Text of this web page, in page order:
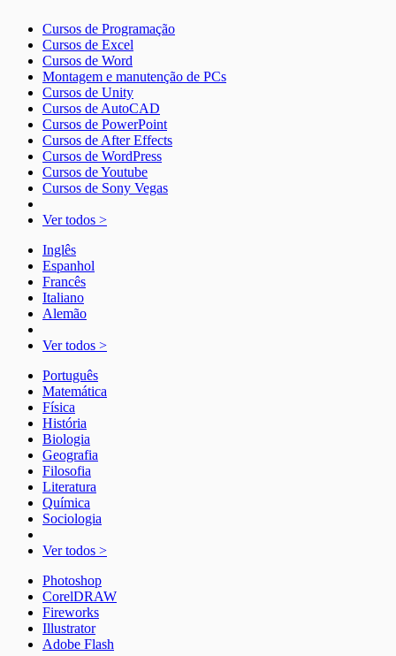
Cursos de Programação
Cursos de Excel
Cursos de Word
Montagem e manutenção de PCs
Cursos de Unity
Cursos de AutoCAD
Cursos de PowerPoint
Cursos de After Effects
Cursos de WordPress
Cursos de Youtube
Cursos de Sony Vegas
Ver todos >
Inglês
Espanhol
Francês
Italiano
Alemão
Ver todos >
Português
Matemática
Física
História
Biologia
Geografia
Filosofia
Literatura
Química
Sociologia
Ver todos >
Photoshop
CorelDRAW
Fireworks
Illustrator
Adobe Flash